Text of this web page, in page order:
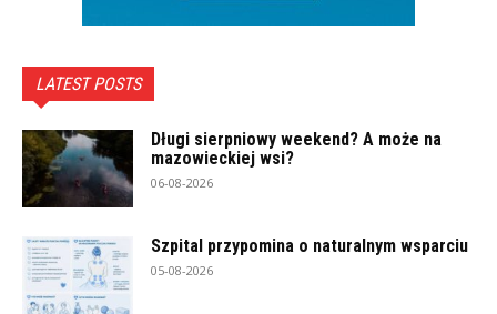
LATEST POSTS
Długi sierpniowy weekend? A może na
mazowieckiej wsi?
06-08-2026
Szpital przypomina o naturalnym wsparciu
05-08-2026